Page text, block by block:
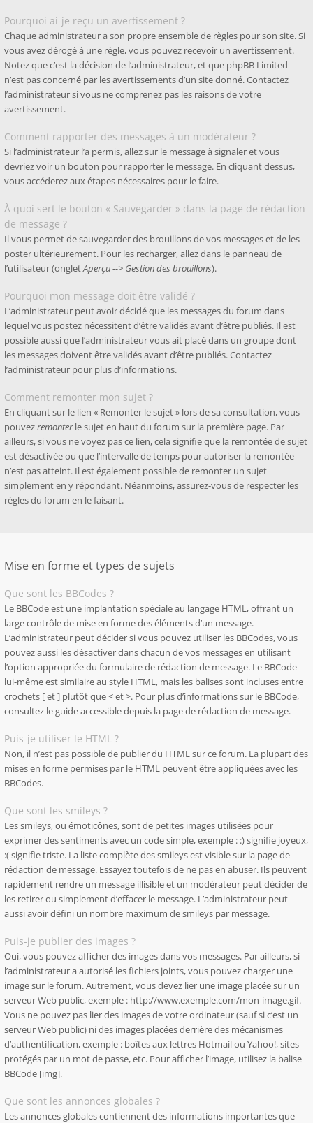
Pourquoi ai-je reçu un avertissement ?
Chaque administrateur a son propre ensemble de règles pour son site. Si
vous avez dérogé à une règle, vous pouvez recevoir un avertissement.
Notez que c’est la décision de l’administrateur, et que phpBB Limited
n’est pas concerné par les avertissements d’un site donné. Contactez
l’administrateur si vous ne comprenez pas les raisons de votre
avertissement.
Comment rapporter des messages à un modérateur ?
Si l’administrateur l’a permis, allez sur le message à signaler et vous
devriez voir un bouton pour rapporter le message. En cliquant dessus,
vous accéderez aux étapes nécessaires pour le faire.
À quoi sert le bouton « Sauvegarder » dans la page de rédaction
de message ?
Il vous permet de sauvegarder des brouillons de vos messages et de les
poster ultérieurement. Pour les recharger, allez dans le panneau de
l’utilisateur (ongletAperçu --> Gestion des brouillons).
Pourquoi mon message doit être validé ?
L’administrateur peut avoir décidé que les messages du forum dans
lequel vous postez nécessitent d’être validés avant d’être publiés. Il est
possible aussi que l’administrateur vous ait placé dans un groupe dont
les messages doivent être validés avant d’être publiés. Contactez
l’administrateur pour plus d’informations.
Comment remonter mon sujet ?
En cliquant sur le lien « Remonter le sujet » lors de sa consultation, vous
pouvezremonterle sujet en haut du forum sur la première page. Par
ailleurs, si vous ne voyez pas ce lien, cela signifie que la remontée de sujet
est désactivée ou que l’intervalle de temps pour autoriser la remontée
n’est pas atteint. Il est également possible de remonter un sujet
simplement en y répondant. Néanmoins, assurez-vous de respecter les
règles du forum en le faisant.
Mise en forme et types de sujets
Que sont les BBCodes ?
Le BBCode est une implantation spéciale au langage HTML, offrant un
large contrôle de mise en forme des éléments d’un message.
L’administrateur peut décider si vous pouvez utiliser les BBCodes, vous
pouvez aussi les désactiver dans chacun de vos messages en utilisant
l’option appropriée du formulaire de rédaction de message. Le BBCode
lui-même est similaire au style HTML, mais les balises sont incluses entre
crochets [ et ] plutôt que < et >. Pour plus d’informations sur le BBCode,
consultez le guide accessible depuis la page de rédaction de message.
Puis-je utiliser le HTML ?
Non, il n’est pas possible de publier du HTML sur ce forum. La plupart des
mises en forme permises par le HTML peuvent être appliquées avec les
BBCodes.
Que sont les smileys ?
Les smileys, ou émoticônes, sont de petites images utilisées pour
exprimer des sentiments avec un code simple, exemple : :) signifie joyeux,
:( signifie triste. La liste complète des smileys est visible sur la page de
rédaction de message. Essayez toutefois de ne pas en abuser. Ils peuvent
rapidement rendre un message illisible et un modérateur peut décider de
les retirer ou simplement d’effacer le message. L’administrateur peut
aussi avoir défini un nombre maximum de smileys par message.
Puis-je publier des images ?
Oui, vous pouvez afficher des images dans vos messages. Par ailleurs, si
l’administrateur a autorisé les fichiers joints, vous pouvez charger une
image sur le forum. Autrement, vous devez lier une image placée sur un
serveur Web public, exemple : http://www.exemple.com/mon-image.gif.
Vous ne pouvez pas lier des images de votre ordinateur (sauf si c’est un
serveur Web public) ni des images placées derrière des mécanismes
d’authentification, exemple : boîtes aux lettres Hotmail ou Yahoo!, sites
protégés par un mot de passe, etc. Pour afficher l’image, utilisez la balise
BBCode [img].
Que sont les annonces globales ?
Les annonces globales contiennent des informations importantes que